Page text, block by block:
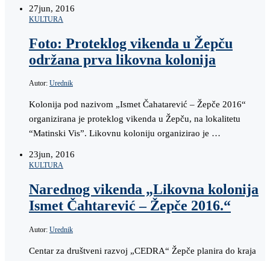
27jun, 2016
KULTURA
Foto: Proteklog vikenda u Žepču
održana prva likovna kolonija
Autor: Urednik
Kolonija pod nazivom „Ismet Čahatarević – Žepče 2016“
organizirana je proteklog vikenda u Žepču, na lokalitetu
“Matinski Vis”. Likovnu koloniju organizirao je …
23jun, 2016
KULTURA
Narednog vikenda „Likovna kolonija
Ismet Čahtarević – Žepče 2016.“
Autor: Urednik
Centar za društveni razvoj „CEDRA“ Žepče planira do kraja